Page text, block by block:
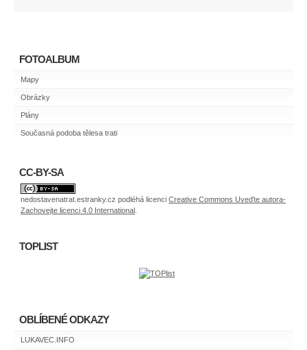
FOTOALBUM
Mapy
Obrázky
Plány
Současná podoba tělesa trati
CC-BY-SA
nedostavenatrat.estranky.cz podléhá licenci Creative Commons Uveďte autora-
Zachovejte licenci 4.0 International
TOPLIST
OBLÍBENÉ ODKAZY
LUKAVEC.INFO